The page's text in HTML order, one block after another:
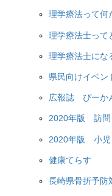
理学療法って何
理学療法士って
理学療法士にな
県民向けイベン
広報誌 ぴーか
2020年版 訪問
2020年版 小児
健康てらす
長崎県骨折予防